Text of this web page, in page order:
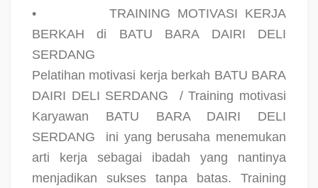
•
TRAINING MOTIVASI KERJA
BERKAH di BATU BARA DAIRI DELI
SERDANG
Pelatihan motivasi kerja berkah BATU BARA
DAIRI DELI SERDANG
/ Training motivasi
Karyawan BATU BARA DAIRI DELI
SERDANG
ini yang berusaha menemukan
arti kerja sebagai ibadah yang nantinya
menjadikan sukses tanpa batas. Training